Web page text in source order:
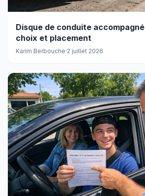
Disque de conduite
choix et placement
Karim Berbouche·2 juillet 2026